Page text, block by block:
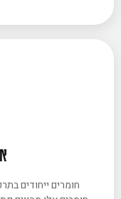
חומרים ייחודים